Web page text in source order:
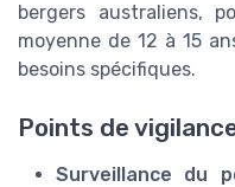
bergers australiens,
moyenne de 12 à 15
besoins spécifiques.
Points de
Surveillance du